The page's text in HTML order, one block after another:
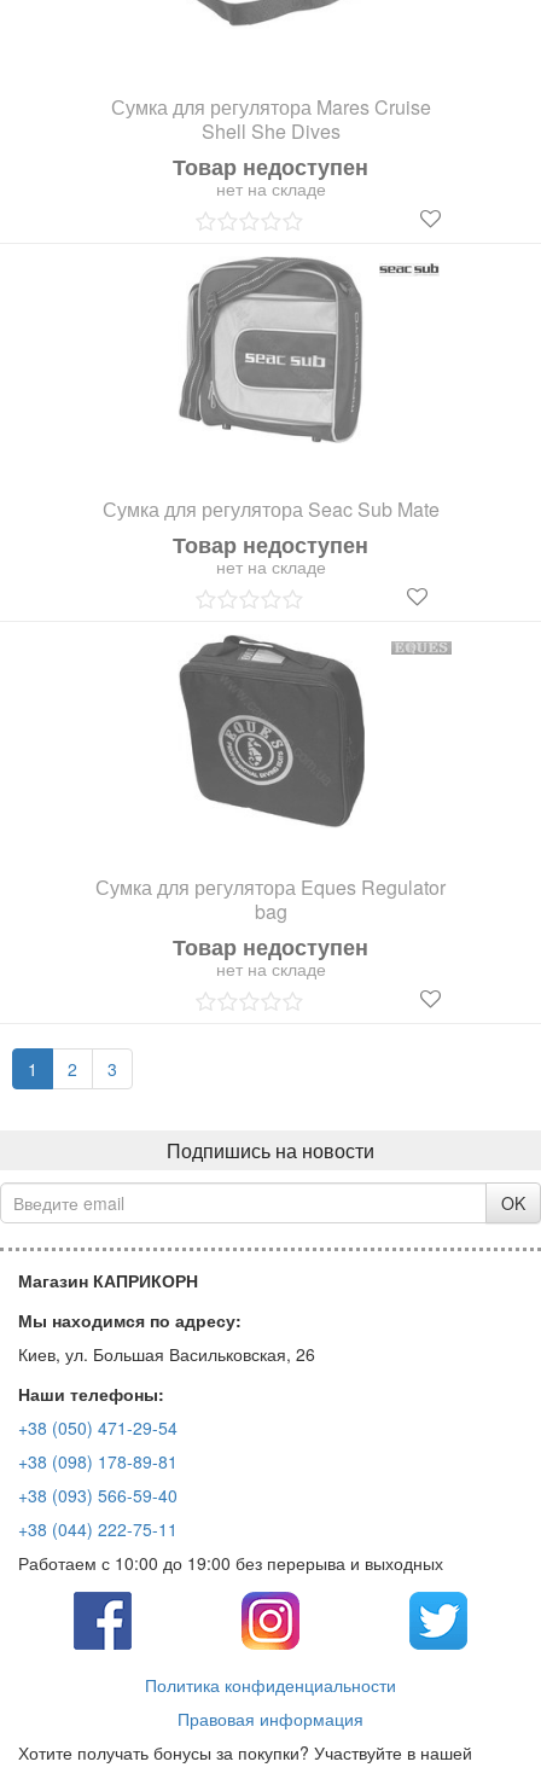
Сумка для регулятора Mares Cruise
Shell She Dives
Товар недоступен
нет на складе
Сумка для регулятора Seac Sub Mate
Товар недоступен
нет на складе
Сумка для регулятора Eques Regulator
bag
Товар недоступен
нет на складе
1 2 3
Подпишись на новости
OK
Магазин КАПРИКОРН
Мы находимся по адресу:
Киев, ул. Большая Васильковская, 26
Наши телефоны:
+38 (050) 471-29-54
+38 (098) 178-89-81
+38 (093) 566-59-40
+38 (044) 222-75-11
Работаем с 10:00 до 19:00 без перерыва и выходных
Политика конфиденциальности
Правовая информация
Хотите получать бонусы за покупки? Участвуйте в нашей